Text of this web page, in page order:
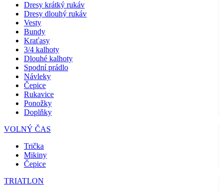
Dresy krátký rukáv
Dresy dlouhý rukáv
Vesty
Bundy
Kraťasy
3/4 kalhoty
Dlouhé kalhoty
Spodní prádlo
Návleky
Čepice
Rukavice
Ponožky
Doplňky
VOLNÝ ČAS
Trička
Mikiny
Čepice
TRIATLON